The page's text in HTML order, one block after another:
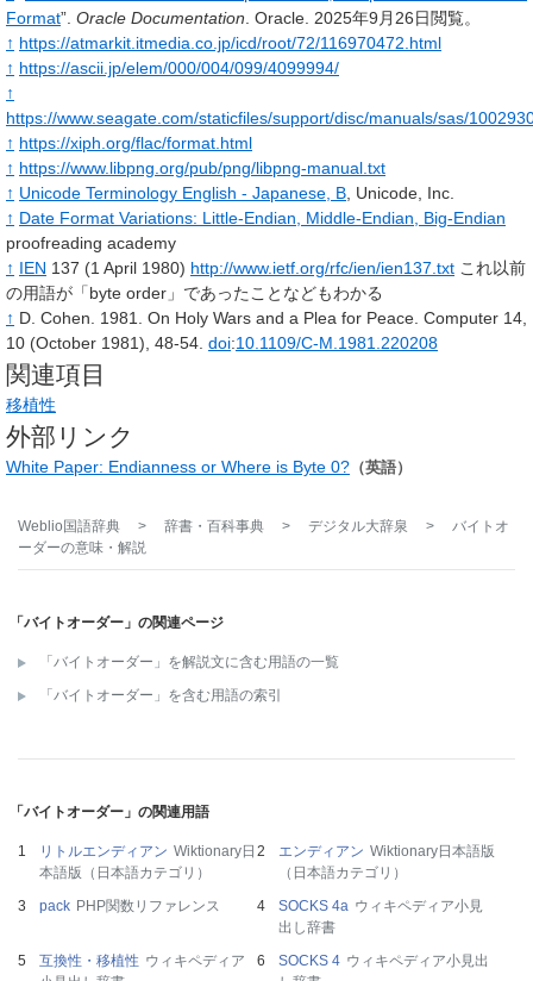
Format”. Oracle Documentation. Oracle. 2025年9月26日閲覧。
↑ https://atmarkit.itmedia.co.jp/icd/root/72/116970472.html
↑ https://ascii.jp/elem/000/004/099/4099994/
↑
https://www.seagate.com/staticfiles/support/disc/manuals/sas/
↑ https://xiph.org/flac/format.html
↑ https://www.libpng.org/pub/png/libpng-manual.txt
↑ Unicode Terminology English - Japanese, B, Unicode, Inc.
↑ Date Format Variations: Little-Endian, Middle-Endian, Big-Endian
proofreading academy
↑ IEN 137 (1 April 1980) http://www.ietf.org/rfc/ien/ien137.txt これ以前
の用語が「byte order」であったことなどもわかる
↑ D. Cohen. 1981. On Holy Wars and a Plea for Peace. Computer 14,
10 (October 1981), 48-54. doi:10.1109/C-M.1981.220208
関連項目
移植性
外部リンク
White Paper: Endianness or Where is Byte 0? （英語）
Weblio国語辞典 > 辞書・百科事典 > デジタル大辞泉 >
バイトオ
ーダーの意味・解説
「バイトオーダー」の関連ページ
「バイトオーダー」を解説文に含む用語の一覧
「バイトオーダー」を含む用語の索引
「バイトオーダー」の関連用語
リトルエンディアン Wiktionary日
本語版（日本語カテゴリ）
エンディアン Wiktionary日本語版
（日本語カテゴリ）
pack PHP関数リファレンス SOCKS 4a ウィキペディア小見
出し辞書
互換性・移植性 ウィキペディア
SOCKS 4 ウィキペディア小見出